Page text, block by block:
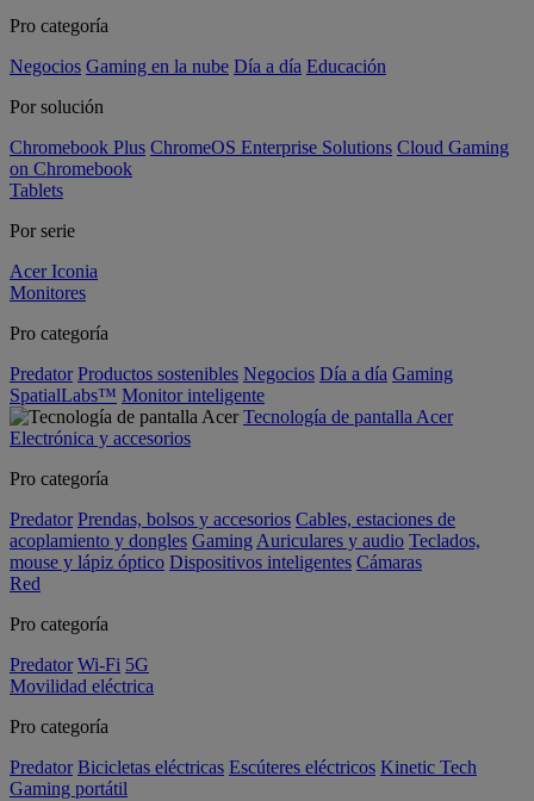
Pro categoría
Negocios Gaming en la nube Día a día Educación
Por solución
Chromebook Plus ChromeOS Enterprise Solutions Cloud Gaming
on Chromebook
Tablets
Por serie
Acer Iconia
Monitores
Pro categoría
Predator Productos sostenibles Negocios Día a día Gaming
SpatialLabs™ Monitor inteligente
Tecnología de pantalla Acer
Electrónica y accesorios
Pro categoría
Predator Prendas, bolsos y accesorios Cables, estaciones de
acoplamiento y dongles Gaming Auriculares y audio Teclados,
mouse y lápiz óptico Dispositivos inteligentes Cámaras
Red
Pro categoría
Predator Wi-Fi 5G
Movilidad eléctrica
Pro categoría
Predator Bicicletas eléctricas Escúteres eléctricos Kinetic Tech
Gaming portátil